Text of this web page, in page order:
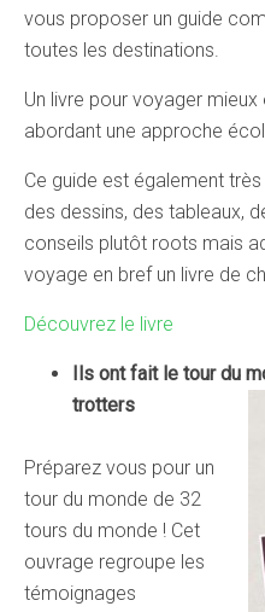
vous proposer un guide
toutes les destinations.
Un livre pour voyager
abordant une approche
Ce guide est également
des dessins, des tableaux,
conseils plutôt roots mais
voyage en bref un livre de
Découvrez le livre
Ils ont fait le tour du
trotters
Préparez vous pour un
tour du monde de 32
tours du monde ! Cet
ouvrage regroupe les
témoignages